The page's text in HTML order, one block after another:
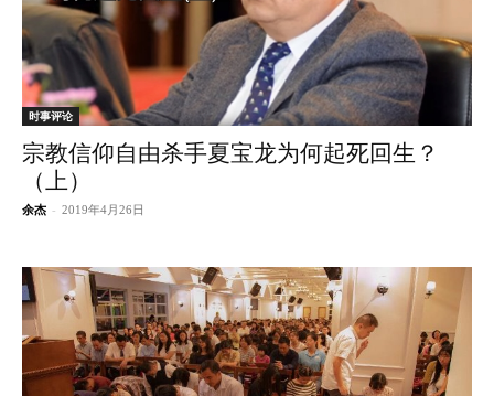
时事评论
宗教信仰自由杀手夏宝龙为何起死回生？
（上）
余杰 - 2019年4月26日